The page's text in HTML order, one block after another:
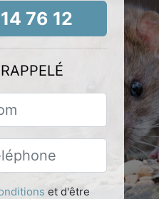
76 12
et d'être